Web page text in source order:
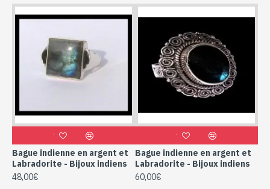
Bague indienne en argent et
Labradorite - Bijoux indiens
48,00€
Bague indienne en argent et
Labradorite - Bijoux indiens
60,00€